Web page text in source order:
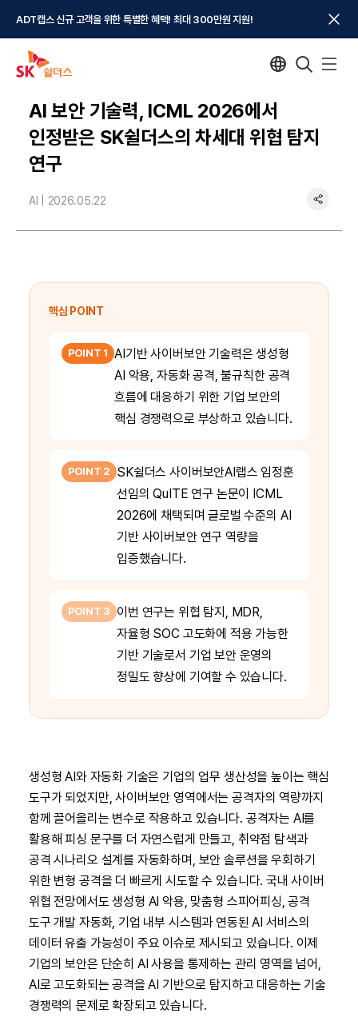
ADT캡스 신규 고객을 위한 특별한 혜택! 최대 300만원 지원!
AI 보안 기술력, ICML 2026에서
인정받은 SK쉴더스의 차세대 위협 탐지
연구
AI | 2026.05.22
핵심 POINT
POINT 1
AI기반 사이버보안 기술력은 생성형
AI 악용, 자동화 공격, 불규칙한 공격
흐름에 대응하기 위한 기업 보안의
핵심 경쟁력으로 부상하고 있습니다.
POINT 2
SK쉴더스 사이버보안AI랩스 임정훈
선임의 QuITE 연구 논문이 ICML
2026에 채택되며 글로벌 수준의 AI
기반 사이버보안 연구 역량을
입증했습니다.
POINT 3
이번 연구는 위협 탐지, MDR,
자율형 SOC 고도화에 적용 가능한
기반 기술로서 기업 보안 운영의
정밀도 향상에 기여할 수 있습니다.
생성형 AI와 자동화 기술은 기업의 업무 생산성을 높이는 핵심
도구가 되었지만, 사이버보안 영역에서는 공격자의 역량까지
함께 끌어올리는 변수로 작용하고 있습니다. 공격자는 AI를
활용해 피싱 문구를 더 자연스럽게 만들고, 취약점 탐색과
공격 시나리오 설계를 자동화하며, 보안 솔루션을 우회하기
위한 변형 공격을 더 빠르게 시도할 수 있습니다. 국내 사이버
위협 전망에서도 생성형 AI 악용, 맞춤형 스피어피싱, 공격
도구 개발 자동화, 기업 내부 시스템과 연동된 AI 서비스의
데이터 유출 가능성이 주요 이슈로 제시되고 있습니다. 이제
기업의 보안은 단순히 AI 사용을 통제하는 관리 영역을 넘어,
AI로 고도화되는 공격을 AI 기반으로 탐지하고 대응하는 기술
경쟁력의 문제로 확장되고 있습니다.